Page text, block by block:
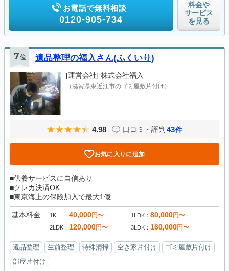
お電話で無料相談
0120-905-734
料金や
サービス
を見る
7位 遺品整理の福入さん(ふくいり)
[運営会社] 株式会社福入
（滋賀県東近江市のゴミ屋敷片付け）
4.98 口コミ・評判 43件
お気に入りに追加
■供養サービスに自信あり
■クレカ決済OK
■東京海上の保険加入で最大1億...
基本料金 1K 40,000円〜 1LDK 80,000円〜
2LDK 120,000円〜 3LDK 160,000円〜
遺品整理 生前整理 特殊清掃 空き家片付け
ゴミ屋敷片付け
部屋片付け